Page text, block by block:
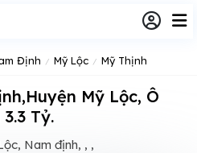
Định Mỹ Lộc Mỹ Thịnh
Tỷ.
Nam định, , ,